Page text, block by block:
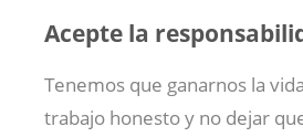
Acepte la
Tenemos que ganarnos la
trabajo honesto y no dejar